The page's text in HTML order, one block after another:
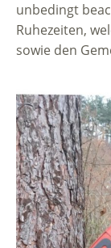
unbedingt
Ruhezeiten,
sowie den